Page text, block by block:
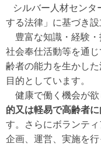
シルバー人材センタ
する法律」に基づき設
豊富な知識・経験
社会奉仕活動等を通
齢者の能力を生かし
目的としています。
健康で働く機会が欲
的又は軽易で高齢者
す。さらにボランテ
企画、運営、実施を行